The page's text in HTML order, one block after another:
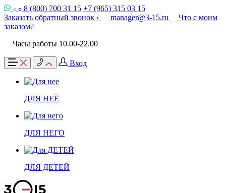
8 (800) 700 31 15 +7 (965) 315 03 15
Заказать обратный звонок ›
manager@3-15.ru
Что с моим
заказом?
Часы работы 10.00-22.00
Вход
ДЛЯ НЕЁ
ДЛЯ НЕГО
ДЛЯ ДЕТЕЙ